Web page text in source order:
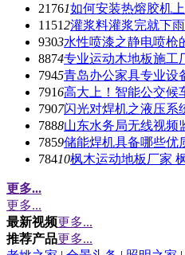
21761如何安装热熔胶机
11512灌浆料灌浆完就下
9303水性喷漆之静电喷枪
8874专业运动木地板施工
7945青岛办公家具专业设
7916高大上！智能公交候
7907闪光对焊机之液压
7888山东水务局无线视频
7859储能焊机具备哪些
78410枫木运动地板厂家
更多...
更多...
最新视频更多...
推荐产品更多...